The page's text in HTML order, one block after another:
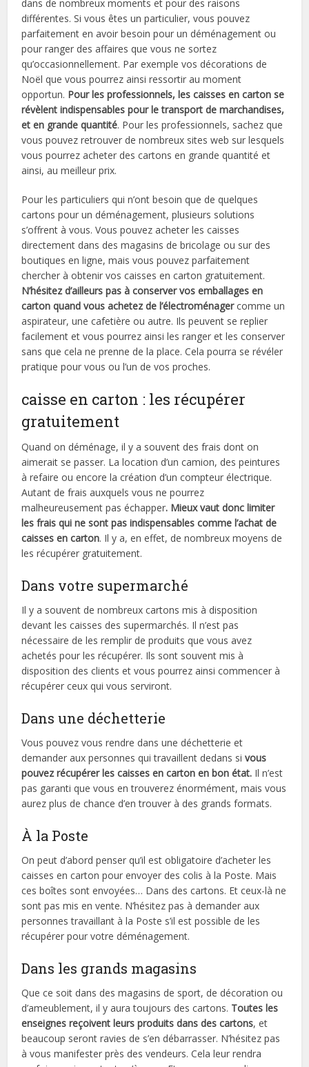
dans de nombreux moments et pour des raisons
différentes. Si vous êtes un particulier, vous pouvez
parfaitement en avoir besoin pour un déménagement ou
pour ranger des affaires que vous ne sortez
qu’occasionnellement. Par exemple vos décorations de
Noël que vous pourrez ainsi ressortir au moment
opportun. Pour les professionnels, les caisses en carton se
révèlent indispensables pour le transport de marchandises,
et en grande quantité. Pour les professionnels, sachez que
vous pouvez retrouver de nombreux sites web sur lesquels
vous pourrez acheter des cartons en grande quantité et
ainsi, au meilleur prix.
Pour les particuliers qui n’ont besoin que de quelques
cartons pour un déménagement, plusieurs solutions
s’offrent à vous. Vous pouvez acheter les caisses
directement dans des magasins de bricolage ou sur des
boutiques en ligne, mais vous pouvez parfaitement
chercher à obtenir vos caisses en carton gratuitement.
N’hésitez d’ailleurs pas à conserver vos emballages en
carton quand vous achetez de l’électroménagercomme un
aspirateur, une cafetière ou autre. Ils peuvent se replier
facilement et vous pourrez ainsi les ranger et les conserver
sans que cela ne prenne de la place. Cela pourra se révéler
pratique pour vous ou l’un de vos proches.
caisse en carton : les récupérer
gratuitement
Quand on déménage, il y a souvent des frais dont on
aimerait se passer. La location d’un camion, des peintures
à refaire ou encore la création d’un compteur électrique.
Autant de frais auxquels vous ne pourrez
malheureusement pas échapper. Mieux vaut donc limiter
les frais qui ne sont pas indispensables comme l’achat de
caisses en carton. Il y a, en effet, de nombreux moyens de
les récupérer gratuitement.
Dans votre supermarché
Il y a souvent de nombreux cartons mis à disposition
devant les caisses des supermarchés. Il n’est pas
nécessaire de les remplir de produits que vous avez
achetés pour les récupérer. Ils sont souvent mis à
disposition des clients et vous pourrez ainsi commencer à
récupérer ceux qui vous serviront.
Dans une déchetterie
Vous pouvez vous rendre dans une déchetterie et
demander aux personnes qui travaillent dedans sivous
pouvez récupérer les caisses en carton en bon état. Il n’est
pas garanti que vous en trouverez énormément, mais vous
aurez plus de chance d’en trouver à des grands formats.
À la Poste
On peut d’abord penser qu’il est obligatoire d’acheter les
caisses en carton pour envoyer des colis à la Poste. Mais
ces boîtes sont envoyées… Dans des cartons. Et ceux-là ne
sont pas mis en vente. N’hésitez pas à demander aux
personnes travaillant à la Poste s’il est possible de les
récupérer pour votre déménagement.
Dans les grands magasins
Que ce soit dans des magasins de sport, de décoration ou
d’ameublement, il y aura toujours des cartons. Toutes les
enseignes reçoivent leurs produits dans des cartons, et
beaucoup seront ravies de s’en débarrasser. N’hésitez pas
à vous manifester près des vendeurs. Cela leur rendra